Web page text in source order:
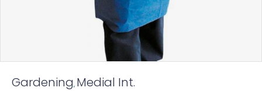
Gardening, Medial Int.